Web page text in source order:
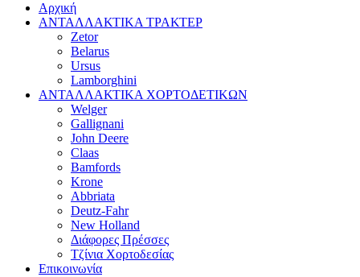
Αρχική
ΑΝΤΑΛΛΑΚΤΙΚΑ ΤΡΑΚΤΕΡ
Zetor
Belarus
Ursus
Lamborghini
ΑΝΤΑΛΛΑΚΤΙΚΑ ΧΟΡΤΟΔΕΤΙΚΩΝ
Welger
Gallignani
John Deere
Claas
Bamfords
Krone
Abbriata
Deutz-Fahr
New Holland
Διάφορες Πρέσσες
Τζίνια Χορτοδεσίας
Επικοινωνία